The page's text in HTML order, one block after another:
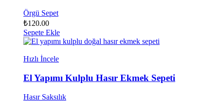
Örgü Sepet
₺120.00
Sepete Ekle
Hızlı İncele
El Yapımı Kulplu Hasır Ekmek Sepeti
Hasır Saksılık